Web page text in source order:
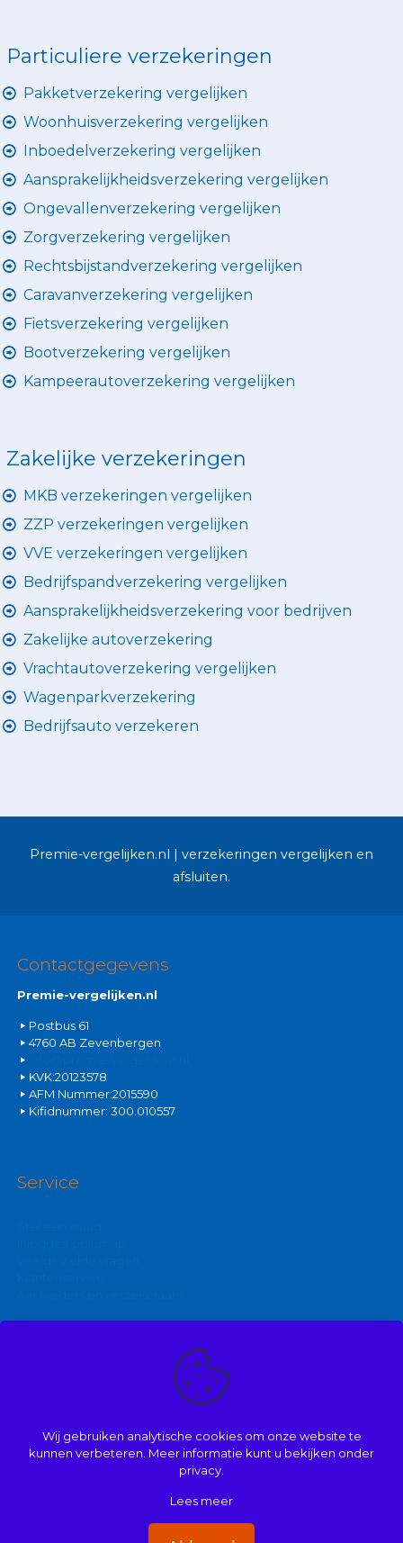
Particuliere verzekeringen
Pakketverzekering vergelijken
Woonhuisverzekering vergelijken
Inboedelverzekering vergelijken
Aansprakelijkheidsverzekering vergelijken
Ongevallenverzekering vergelijken
Zorgverzekering vergelijken
Rechtsbijstandverzekering vergelijken
Caravanverzekering vergelijken
Fietsverzekering vergelijken
Bootverzekering vergelijken
Kampeerautoverzekering vergelijken
Zakelijke verzekeringen
MKB verzekeringen vergelijken
ZZP verzekeringen vergelijken
VVE verzekeringen vergelijken
Bedrijfspandverzekering vergelijken
Aansprakelijkheidsverzekering voor bedrijven
Zakelijke autoverzekering
Vrachtautoverzekering vergelijken
Wagenparkverzekering
Bedrijfsauto verzekeren
Premie-vergelijken.nl | verzekeringen vergelijken en
afsluiten.
Contactgegevens
Premie-vergelijken.nl
Postbus 61
4760 AB Zevenbergen
KVK:20123578
AFM Nummer:2015590
Kifidnummer: 300.010557
Service
Vergelijk autoverzekering
Disclaimer Dienstenwijzer/ over ons
Wij gebruiken analytische cookies om onze website te
kunnen verbeteren. Meer informatie kunt u bekijken onder
privacy.
Lees meer